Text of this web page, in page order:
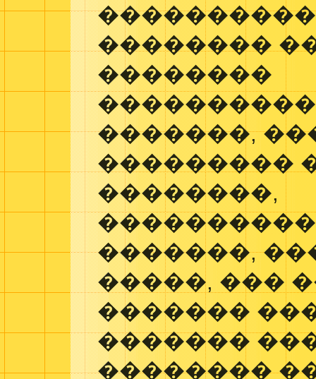
��������
��������
�������,
���������
��������,
�������,
�����, ���
�������
�������
��������